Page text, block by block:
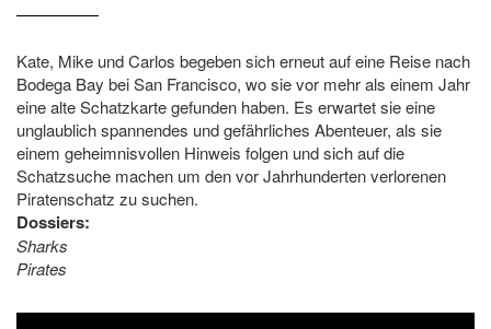
Kate, Mike und Carlos begeben sich erneut auf eine Reise nach
Bodega Bay bei San Francisco, wo sie vor mehr als einem Jahr
eine alte Schatzkarte gefunden haben. Es erwartet sie eine
unglaublich spannendes und gefährliches Abenteuer, als sie
einem geheimnisvollen Hinweis folgen und sich auf die
Schatzsuche machen um den vor Jahrhunderten verlorenen
Piratenschatz zu suchen.
Dossiers:
Sharks
Pirates